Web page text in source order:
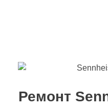
Ремонт